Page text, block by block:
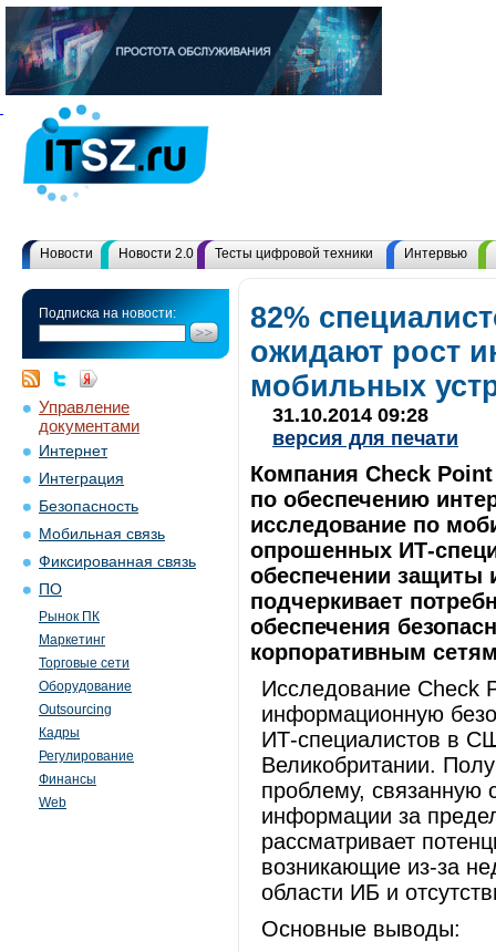
Новости Новости 2.0 Тесты цифровой техники Интервью
Подписка на новости:
Управление
документами
Интернет
Интеграция
Безопасность
Мобильная связь
Фиксированная связь
ПО
Рынок ПК
Маркетинг
Торговые сети
Оборудование
Outsourcing
Кадры
Регулирование
Финансы
Web
82%
ожидают рост
мобильных
31.10.2014 09:28
версия для печати
Компания Check
по обеспечению
исследование по
опрошенных ИТ-
обеспечении защиты
подчеркивает
обеспечения
корпоративным
Исследование Check
информационную
ИТ-специалистов в
Великобритании.
проблему, связанную
информации за
рассматривает
возникающие из-за
области ИБ и
Основные выводы: